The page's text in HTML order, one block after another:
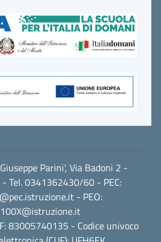
Parini', Via Badoni 2 -
- Tel. 0341362430/60 - PEC:
- PEO:
83005740135 - Codice univoco